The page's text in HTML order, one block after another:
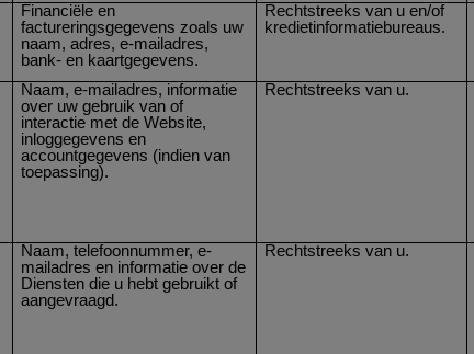
Financiële en
factureringsgegevens zoals uw
naam, adres, e-mailadres,
bank- en kaartgegevens.
Rechtstreeks van u en/of
kredietinformatiebureaus.
Naam, e-mailadres, informatie
over uw gebruik van of
interactie met de Website,
inloggegevens en
accountgegevens (indien van
toepassing).
Rechtstreeks van u.
Naam, telefoonnummer, e-
mailadres en informatie over de
Diensten die u hebt gebruikt of
aangevraagd.
Rechtstreeks van u.